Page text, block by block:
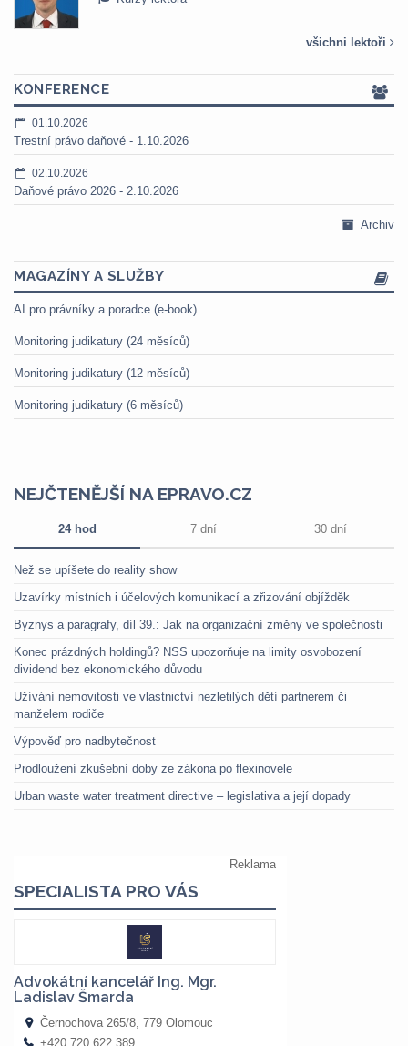
všichni lektoři
KONFERENCE
01.10.2026
Trestní právo daňové - 1.10.2026
02.10.2026
Daňové právo 2026 - 2.10.2026
Archiv
MAGAZÍNY A SLUŽBY
AI pro právníky a poradce (e-book)
Monitoring judikatury (24 měsíců)
Monitoring judikatury (12 měsíců)
Monitoring judikatury (6 měsíců)
NEJČTENĚJŠÍ NA EPRAVO.CZ
24 hod 7 dní 30 dní
Než se upíšete do reality show
Uzavírky místních i účelových komunikací a zřizování objížděk
Byznys a paragrafy, díl 39.: Jak na organizační změny ve společnosti
Konec prázdných holdingů? NSS upozorňuje na limity osvobození
dividend bez ekonomického důvodu
Užívání nemovitosti ve vlastnictví nezletilých dětí partnerem či
manželem rodiče
Výpověď pro nadbytečnost
Prodloužení zkušební doby ze zákona po flexinovele
Urban waste water treatment directive – legislativa a její dopady